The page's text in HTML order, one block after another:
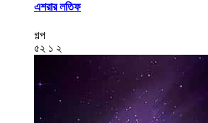
এশরার লতিফ
গল্প
৫২ ১ ২